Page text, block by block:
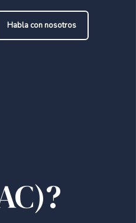
Habla con nosotros